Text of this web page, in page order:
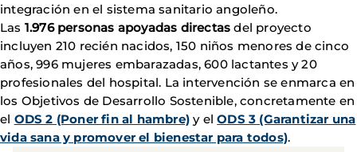
integración en el sistema sanitario angoleño.
Las 1.976 personas apoyadas directas del proyecto
incluyen 210 recién nacidos, 150 niños menores de cinco
años, 996 mujeres embarazadas, 600 lactantes y 20
profesionales del hospital. La intervención se enmarca en
los Objetivos de Desarrollo Sostenible, concretamente en
el ODS 2 (Poner fin al hambre) y elODS 3 (Garantizar una
vida sana y promover el bienestar para todos).